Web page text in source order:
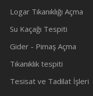
Logar Tıkanıklığı Açma
Su Kaçağı Tespiti
Gider - Pimaş Açma
Tıkanıklık tespiti
Tesisat ve Tadilat İşleri